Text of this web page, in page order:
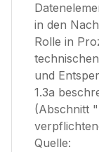
in den
Rolle in
und
1.3a
(Abschnitt
Quelle: